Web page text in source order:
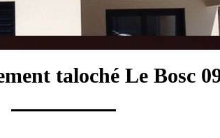
taloché Le Bosc